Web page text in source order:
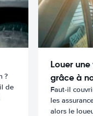
?
de
Louer
grâce à
Faut-il
les
alors le